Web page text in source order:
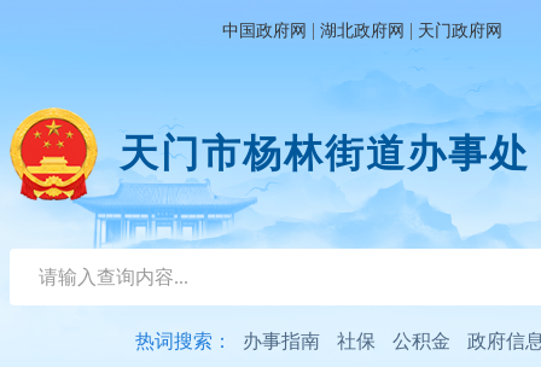
中国政府网 | 湖北政府网 | 天门政府网
天门市杨林街道办事处
热词搜索： 办事指南 社保 公积金 政府信